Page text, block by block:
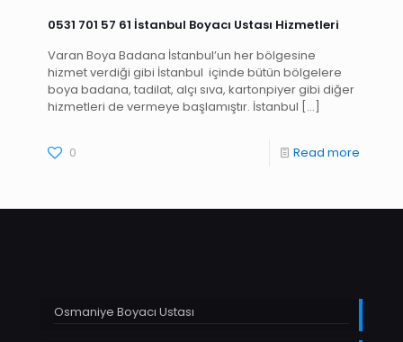
0531 701 57 61 İstanbul Boyacı Ustası Hizmetleri
Varan Boya Badana İstanbul’un her bölgesine
hizmet verdiği gibi İstanbul içinde bütün bölgelere
boya badana, tadilat, alçı sıva, kartonpiyer gibi diğer
hizmetleri de vermeye başlamıştır. İstanbul […]
0 Read more
Osmaniye Boyacı Ustası